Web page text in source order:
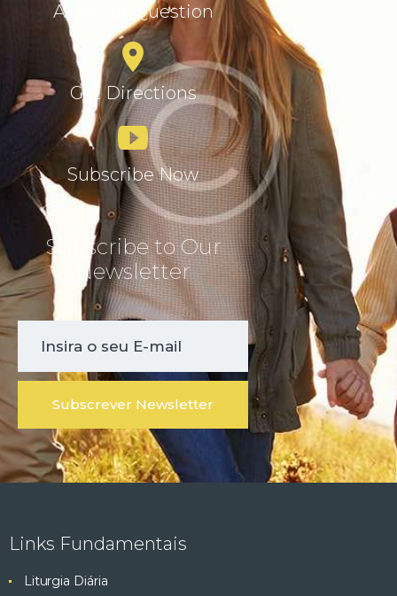
Ask Your Question
Get Directions
Subscribe Now
Subscribe to Our
Newsletter
Links Fundamentais
Liturgia Diária